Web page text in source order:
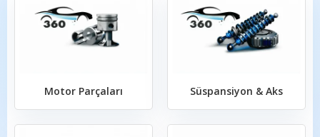
Motor Parçaları Süspansiyon & Aks